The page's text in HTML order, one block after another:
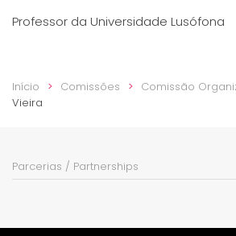
Professor da Universidade Lusófona
Início Comissões Comissão
Vieira
Parcerias / Partnerships